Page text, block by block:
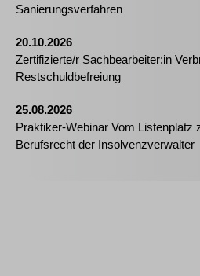
Sanierungsverfahren
20.10.2026
Zertifizierte/r Sachbearbeiter:in
Restschuldbefreiung
25.08.2026
Praktiker-Webinar Vom Listenplatz
Berufsrecht der Insolvenzverwalter